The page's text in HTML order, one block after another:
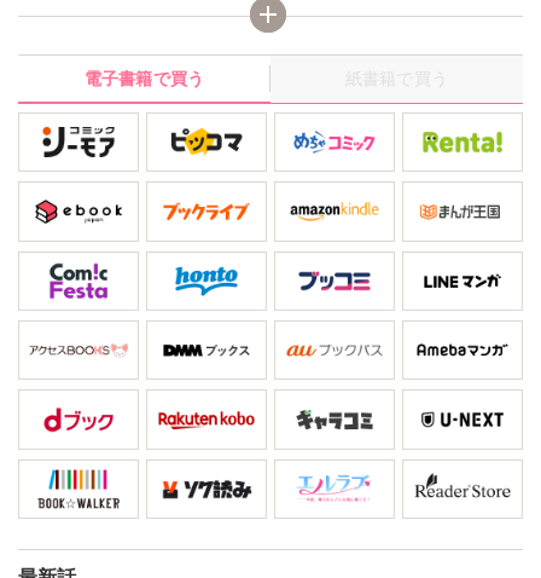
とをどう思っているかしりたい。彼のことが大好きだから、彼の
望み通りにされたいの――
電子書籍で買う
紙書籍で買う